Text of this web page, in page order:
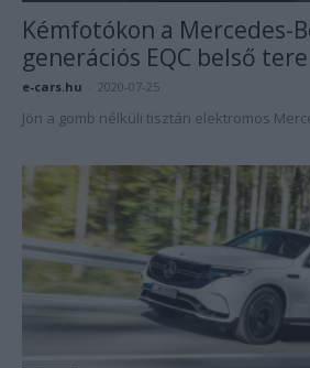
Kémfotókon a Mercedes-
generációs EQC belső tere
e-cars.hu 2020-07-25
Jön a gomb nélküli tisztán elektromos